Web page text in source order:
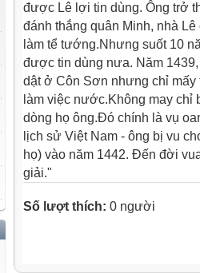
được Lê lợi tin dùng. Ông trở
đánh thắng quân Minh, nhà
làm tể tướng.Nhưng suốt 10
được tin dùng nưa. Năm
dật ở Côn Sơn nhưng chỉ
làm việc nước.Không may chỉ
dòng họ ông.Đó chính là vụ
lịch sử Việt Nam - ông bị vu
họ) vào năm 1442. Đến đời
giải."
Số lượt thích: 0 người